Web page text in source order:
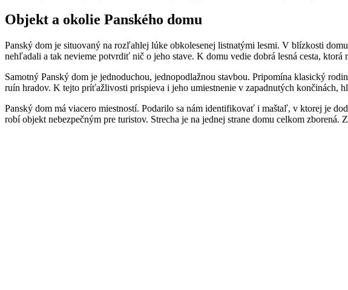
Objekt a okolie Panského domu
Panský dom je situovaný na rozľahlej lúke obkolesenej listnatými lesmi. V blízkosti
nehľadali a tak nevieme potvrdiť nič o jeho stave. K domu vedie dobrá lesná cesta,
Samotný Panský dom je jednoduchou, jednopodlažnou stavbou. Pripomína klasický
ruín hradov. K tejto príťažlivosti prispieva i jeho umiestnenie v zapadnutých končinách,
Panský dom má viacero miestností. Podarilo sa nám identifikovať i maštaľ, v ktorej je
robí objekt nebezpečným pre turistov. Strecha je na jednej strane domu celkom zborená.